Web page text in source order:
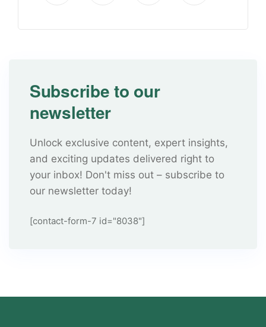
Subscribe to our
newsletter
Unlock exclusive content, expert insights,
and exciting updates delivered right to
your inbox! Don't miss out – subscribe to
our newsletter today!
[contact-form-7 id="8038"]